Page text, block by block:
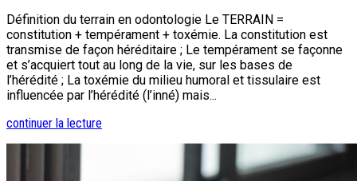
Définition du terrain en odontologie Le TERRAIN =
constitution + tempérament + toxémie. La constitution est
transmise de façon héréditaire ; Le tempérament se façonne
et s’acquiert tout au long de la vie, sur les bases de
l’hérédité ; La toxémie du milieu humoral et tissulaire est
influencée par l’hérédité (l’inné) mais...
continuer la lecture